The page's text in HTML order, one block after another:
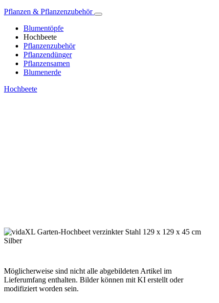
Pflanzen & Pflanzenzubehör
Blumentöpfe
Hochbeete
Pflanzenzubehör
Pflanzendünger
Pflanzensamen
Blumenerde
Hochbeete
Möglicherweise sind nicht alle abgebildeten Artikel im
Lieferumfang enthalten. Bilder können mit KI erstellt oder
modifiziert worden sein.